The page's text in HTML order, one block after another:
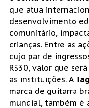
que atua
desenvolvimento
comunitário,
crianças. Entre as
cujo par de
R$30, valor que
as instituições. A
marca de guitarra
mundial, também é